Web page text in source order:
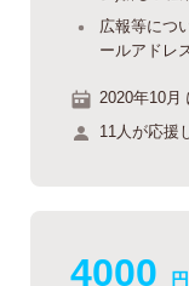
広報等につ
ールアドレ
2020年10月
11人が応援
4000 円